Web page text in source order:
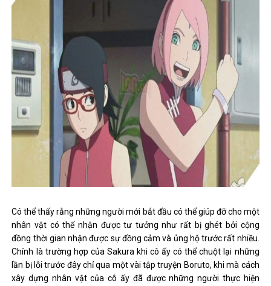
Có thể thấy rằng những người mới bắt đầu có thể giúp đỡ cho một
nhân vật có thể nhận được tư tưởng như rất bị ghét bởi cộng
đồng thời gian nhận được sự đồng cảm và ủng hộ trước rất nhiều.
Chính là trường hợp của Sakura khi cô ấy có thể chuột lại những
lần bị lỗi trước đây chỉ qua một vài tập truyện Boruto, khi mà cách
xây dựng nhân vật của cô ấy đã được những người thực hiện